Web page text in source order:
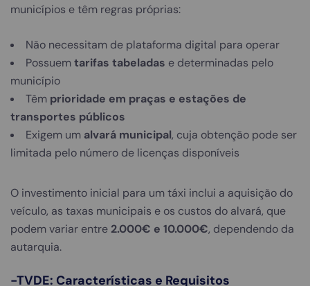
municípios e têm regras próprias:
Não necessitam de plataforma digital para operar
Possuemtarifas tabeladas e determinadas pelo
município
Têm prioridade em praças e estações de
transportes públicos
Exigem um alvará municipal, cuja obtenção pode ser
limitada pelo número de licenças disponíveis
O investimento inicial para um táxi inclui a aquisição do
veículo, as taxas municipais e os custos do alvará, que
podem variar entre 2.000€ e 10.000€, dependendo da
autarquia.
-TVDE: Características e Requisitos